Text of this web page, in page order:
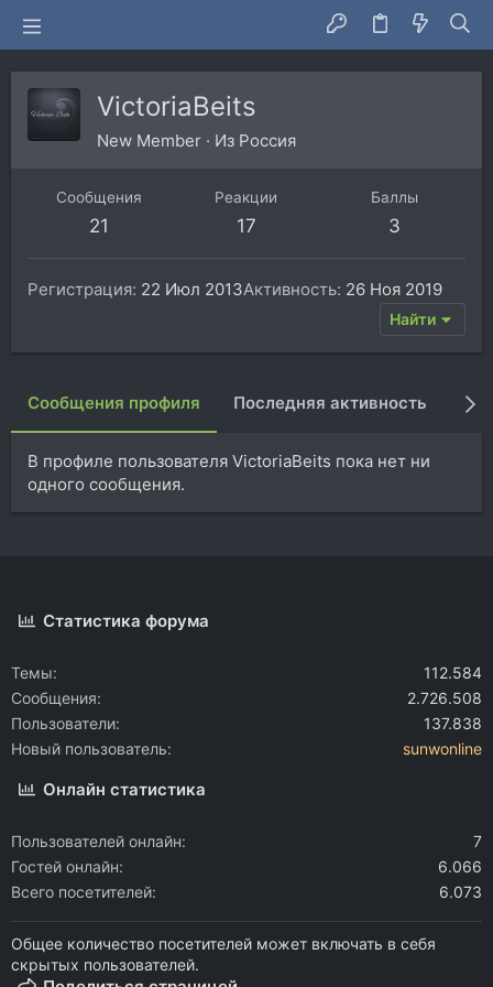
VictoriaBeits
New Member · Из Россия
Сообщения
21
Реакции
17
Баллы
3
Регистрация 22 Июл 2013Активность 26 Ноя 2019
Найти
Сообщения профиля Последняя активность
В профиле пользователя VictoriaBeits пока нет ни
одного сообщения.
Статистика форума
Темы
112.584
Сообщения
2.726.508
Пользователи
137.838
Новый пользователь
sunwonline
Онлайн статистика
Пользователей онлайн
7
Гостей онлайн
6.066
Всего посетителей
6.073
Общее количество посетителей может включать в себя
скрытых пользователей.